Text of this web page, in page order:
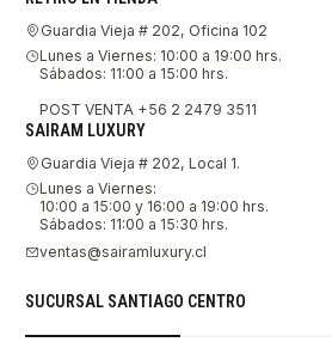
Guardia Vieja # 202, Oficina 102
Lunes a Viernes: 10:00 a 19:00 hrs.
Sábados: 11:00 a 15:00 hrs.
POST VENTA +56 2 2479 3511
SAIRAM LUXURY
Guardia Vieja # 202, Local 1.
Lunes a Viernes:
10:00 a 15:00 y 16:00 a 19:00 hrs.
Sábados: 11:00 a 15:30 hrs.
ventas@sairamluxury.cl
SUCURSAL SANTIAGO CENTRO